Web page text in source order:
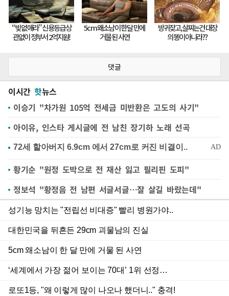
댓글
이시간 핫뉴스
이승기 "차가원 105억 전세금 미반환은 고도의 사기"
아이유, 인스타 게시글에 전 남친 장기하 노래 선곡
황기순 "원정 도박으로 전 재산 잃고 필리핀 도피"
정보석 "황정음 전 남편 서글서글…잘 살길 바랐는데"